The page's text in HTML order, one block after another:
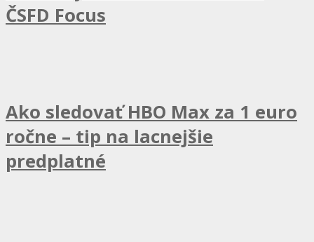
ČSFD Focus
Ako sledovať HBO Max za 1 euro
ročne – tip na lacnejšie
predplatné